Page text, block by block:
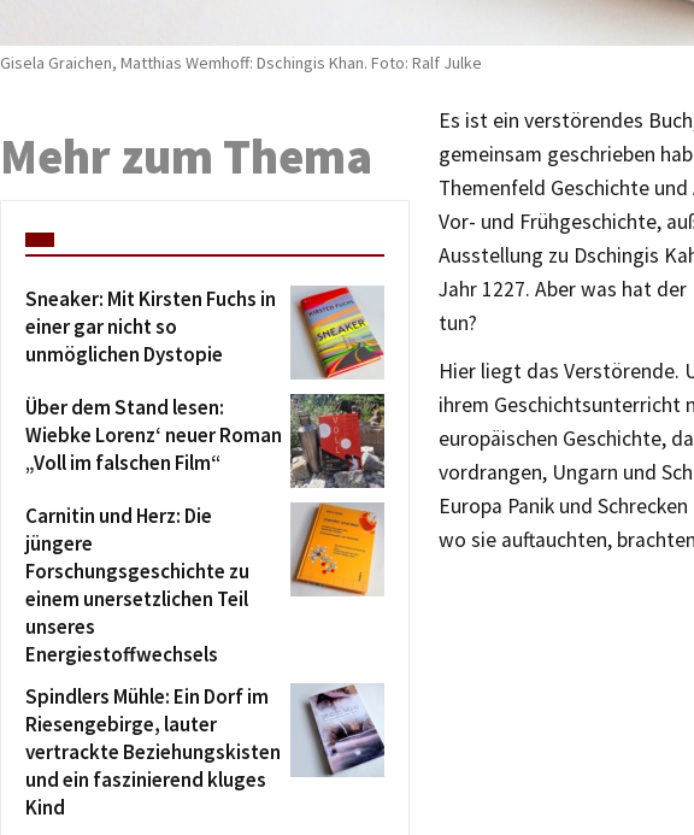
Gisela Graichen, Matthias Wemhoff: Dschingis Khan. Foto: Ralf Julke
Es ist ein verstörendes
gemeinsam geschrieben
Themenfeld Geschichte
Vor- und Frühgeschichte,
Ausstellung zu Dschingis
Jahr 1227. Aber was hat
tun?
Hier liegt das Verstörende.
ihrem Geschichtsunterricht
europäischen Geschichte,
vordrangen, Ungarn und
Europa Panik und
wo sie auftauchten,
Mehr zum Thema
Sneaker: Mit Kirsten Fuchs in
einer gar nicht so
unmöglichen Dystopie
Über dem Stand lesen:
Wiebke Lorenz‘ neuer Roman
„Voll im falschen Film“
Carnitin und Herz: Die
jüngere
Forschungsgeschichte zu
einem unersetzlichen Teil
unseres
Energiestoffwechsels
Spindlers Mühle: Ein Dorf im
Riesengebirge, lauter
vertrackte Beziehungskisten
und ein faszinierend kluges
Kind